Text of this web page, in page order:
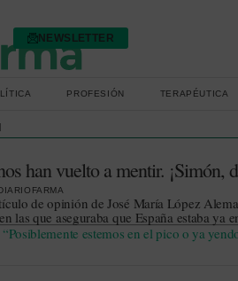
NEWSLETTER
PROFESIÓN TERAPÉUTICA
han vuelto a mentir. ¡Simón,
de opinión de José María López
las que aseguraba que España estaba ya
estemos en el pico o ya